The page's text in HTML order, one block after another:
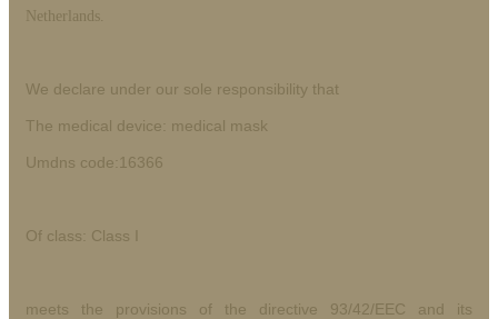
Netherlands.
We declare under our sole responsibility that
The medical device: medical mask
Umdns code:16366
Of class: Class I
meets the provisions of the directive 93/42/EEC and its